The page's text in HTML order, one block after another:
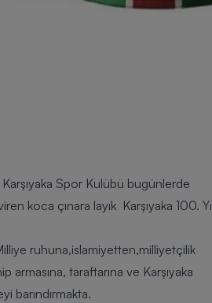
Karşıyaka Spor Kulübü bugünlerde
koca çınara layık Karşıyaka 100.
ruhuna,islamiyetten,milliyetçilik
armasına, taraftarına ve Karşıyaka
barındırmakta.